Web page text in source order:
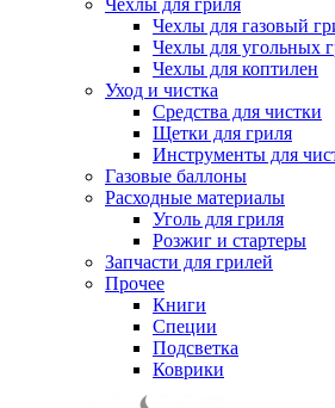
Чехлы для гриля
Чехлы для газовый
Чехлы для угольных
Чехлы для коптилен
Уход и чистка
Средства для чистки
Щетки для гриля
Инструменты для
Газовые баллоны
Расходные материалы
Уголь для гриля
Розжиг и стартеры
Запчасти для грилей
Прочее
Книги
Специи
Подсветка
Коврики